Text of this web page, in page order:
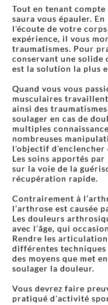
Tout en tenant
saura vous épauler.
l'écoute de votre
expérience, il vous
traumatismes. Pour
conservant une
est la solution la plus
Quand vous vous
musculaires
ainsi des
soulager en cas de
multiples
nombreuses
l'objectif d'enclencher
Les soins apportés
sur la voie de la
récupération rapide.
Contrairement à
l’arthrose est causée
Les douleurs
avec l'âge, qui
Rendre les
différentes
des moyens que met
soulager la douleur.
Vous devrez faire
pratiqué d'activité